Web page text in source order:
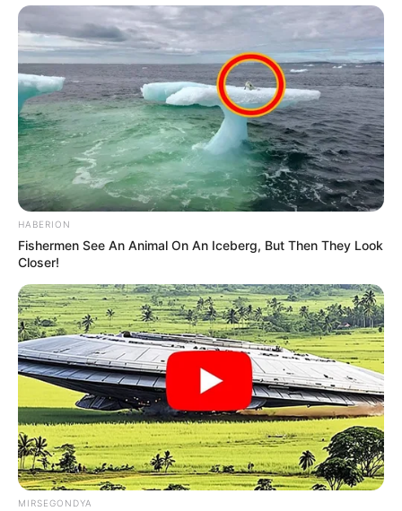
HABERION
Fishermen See An Animal On An Iceberg, But Then They Look
Closer!
MIRSEGONDYA